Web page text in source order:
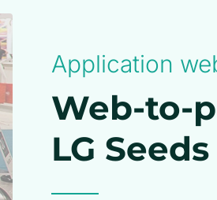
Application
Web-to-
LG